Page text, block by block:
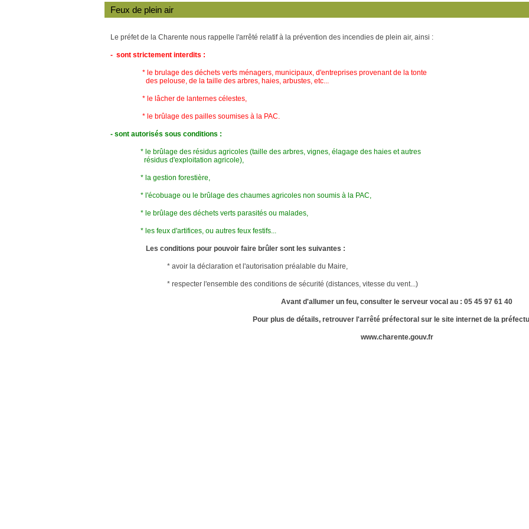
Feux de plein air
Le préfet de la Charente nous rappelle l'arrêté relatif à la prévention des incendies de plein air, ainsi :
- sont strictement interdits :
* le brulage des déchets verts ménagers, municipaux, d'entreprises provenant de la tonte
des pelouse, de la taille des arbres, haies, arbustes, etc...
* le lâcher de lanternes célestes,
* le brûlage des pailles soumises à la PAC.
- sont autorisés sous conditions :
* le brûlage des résidus agricoles (taille des arbres, vignes, élagage des haies et autres
résidus d'exploitation agricole),
* la gestion forestière,
* l'écobuage ou le brûlage des chaumes agricoles non soumis à la PAC,
* le brûlage des déchets verts parasités ou malades,
* les feux d'artifices, ou autres feux festifs...
Les conditions pour pouvoir faire brûler sont les suivantes :
* avoir la déclaration et l'autorisation préalable du Maire,
* respecter l'ensemble des conditions de sécurité (distances, vitesse du vent...)
Avant d'allumer un feu, consulter le serveur vocal au : 05 45 97 61 40
Pour plus de détails, retrouver l'arrêté préfectoral sur le site internet de la
www.charente.gouv.fr